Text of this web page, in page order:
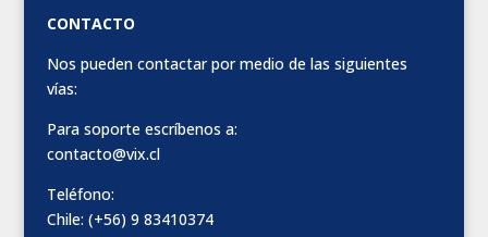
CONTACTO
Nos pueden contactar por medio de las siguientes
vías:
Para soporte escríbenos a:
contacto@vix.cl
Teléfono:
Chile: (+56) 9 83410374